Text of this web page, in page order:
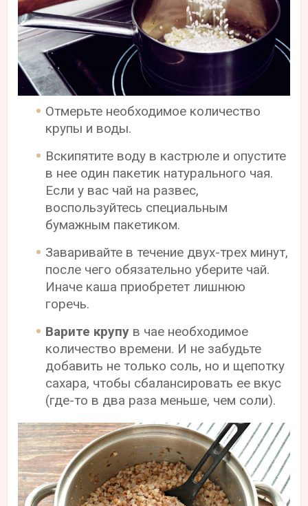
Отмерьте необходимое количество
крупы и воды.
Вскипятите воду в кастрюле и опустите
в нее один пакетик натурального чая.
Если у вас чай на развес,
воспользуйтесь специальным
бумажным пакетиком.
Заваривайте в течение двух-трех минут,
после чего обязательно уберите чай.
Иначе каша приобретет лишнюю
горечь.
Варите крупу в чае необходимое
количество времени. И не забудьте
добавить не только соль, но и щепотку
сахара, чтобы сбалансировать ее вкус
(где-то в два раза меньше, чем соли).